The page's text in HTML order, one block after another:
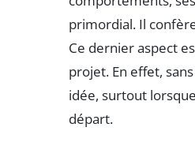
primordial. Il
Ce dernier aspect
projet. En effet,
idée, surtout
départ.